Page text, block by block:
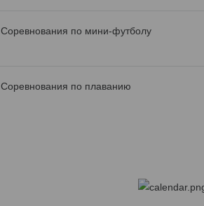
Соревнования по мини-футболу
Соревнования по плаванию